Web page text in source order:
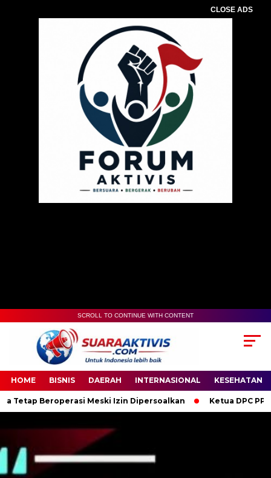
CLOSE ADS
00:00
SCROLL TO CONTINUE WITH CONTENT
HOME BISNIS DAERAH INTERNASIONAL KESEHATAN
Meski Izin Dipersoalkan Ketua DPC PPWI OKI